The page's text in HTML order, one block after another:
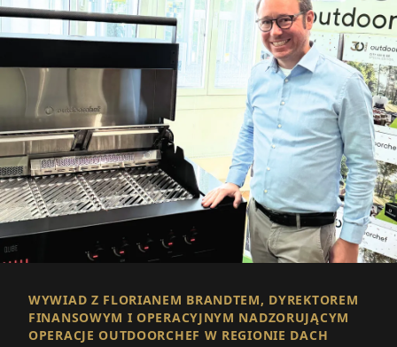
WYWIAD Z FLORIANEM BRANDTEM, DYREKTOREM
FINANSOWYM I OPERACYJNYM NADZORUJĄCYM
OPERACJE OUTDOORCHEF W REGIONIE DACH